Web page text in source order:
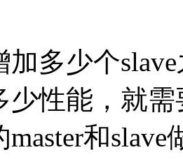
加多少个
少性能，就
和